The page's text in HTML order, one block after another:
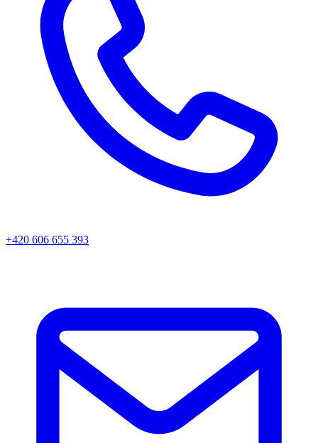
+420 606 655 393